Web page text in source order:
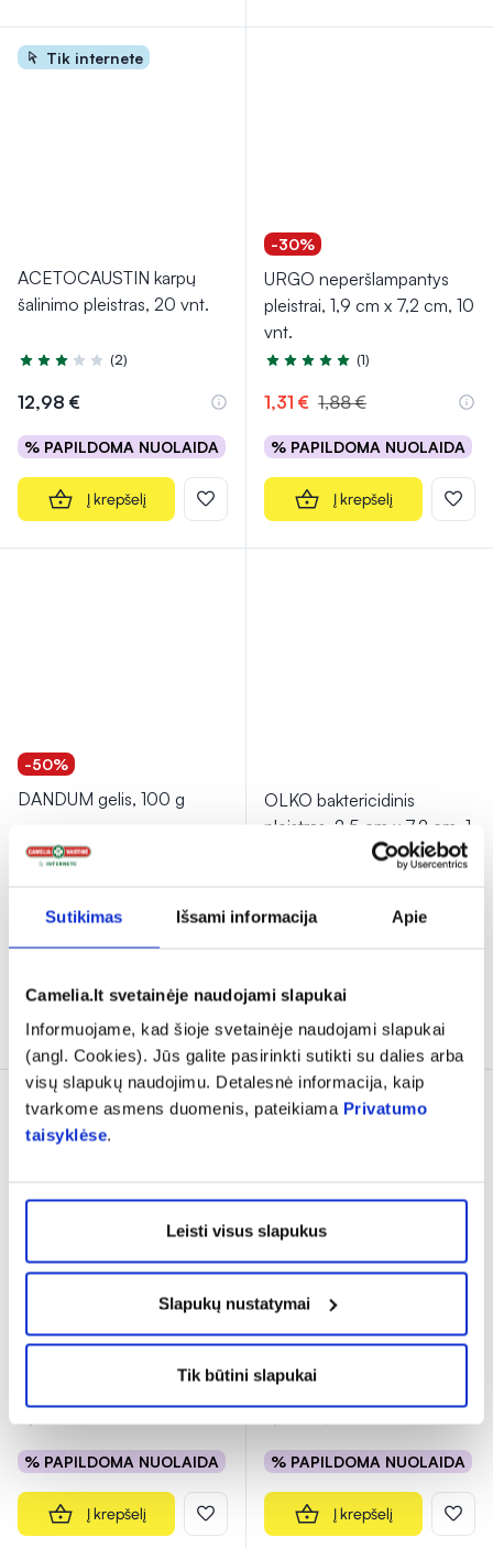
Sutikimas Išsami informacija Apie
Camelia.lt svetainėje naudojami slapukai
Informuojame, kad šioje svetainėje naudojami slapukai
(angl. Cookies). Jūs galite pasirinkti sutikti su dalies arba
visų slapukų naudojimu. Detalesnė informacija, kaip
tvarkome asmens duomenis, pateikiama Privatumo
taisyklėse.
Leisti visus slapukus
Slapukų nustatymai
Tik būtini slapukai
Tik internete
ACETOCAUSTIN karpų
šalinimo pleistras, 20 vnt.
Įvertinimas 3.0 iš 5
(2)
12,98 €
% PAPILDOMA NUOLAIDA
Į krepšelį
-30%
URGO neperšlampantys
pleistrai, 1,9 cm x 7,2 cm, 10
vnt.
Įvertinimas 5.0 iš 5
(1)
1,31 € 1,88 €
% PAPILDOMA NUOLAIDA
Į krepšelį
-50%
DANDUM gelis, 100 g
6,74 € 13,49 €
Į krepšelį
OLKO baktericidinis
pleistras, 2,5 cm x 7,2 cm, 1
0,08 €
Į krepšelį
SUDOCREM raminantis ir
apsauginis kremas, 60 g
% PAPILDOMA NUOLAIDA
Į krepšelį
40 ml
% PAPILDOMA NUOLAIDA
Į krepšelį